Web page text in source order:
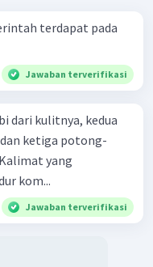
terdapat pada
Jawaban terverifikasi
dari kulitnya, kedua
ketiga potong-
kom...
Jawaban terverifikasi